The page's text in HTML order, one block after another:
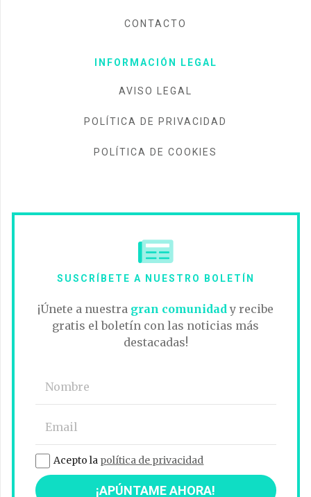
CONTACTO
INFORMACIÓN LEGAL
AVISO LEGAL
POLÍTICA DE PRIVACIDAD
POLÍTICA DE COOKIES
SUSCRÍBETE A NUESTRO BOLETÍN
¡Únete a nuestra gran comunidady recibe
gratis el boletín con las noticias más
destacadas!
Acepto la política de privacidad